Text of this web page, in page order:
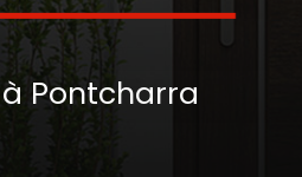
Pontcharra